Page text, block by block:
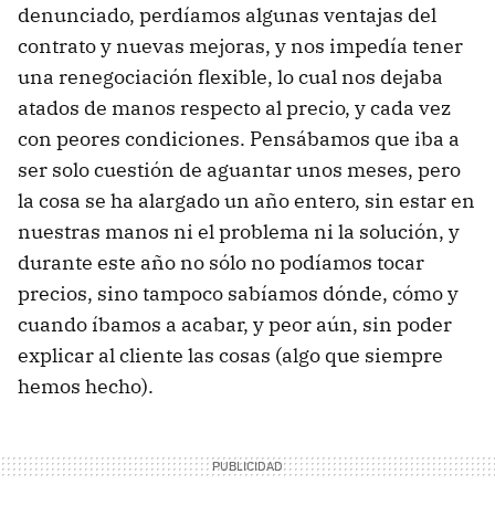
denunciado, perdíamos algunas ventajas del
contrato y nuevas mejoras, y nos impedía tener
una renegociación flexible, lo cual nos dejaba
atados de manos respecto al precio, y cada vez
con peores condiciones. Pensábamos que iba a
ser solo cuestión de aguantar unos meses, pero
la cosa se ha alargado un año entero, sin estar en
nuestras manos ni el problema ni la solución, y
durante este año no sólo no podíamos tocar
precios, sino tampoco sabíamos dónde, cómo y
cuando íbamos a acabar, y peor aún, sin poder
explicar al cliente las cosas (algo que siempre
hemos hecho).